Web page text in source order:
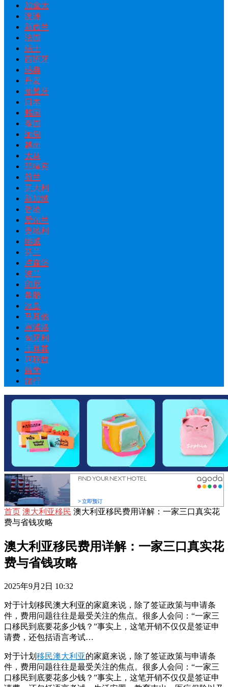
加拿大
澳洲
新西兰
法国
瑞士
西班牙
瑞典
丹麦
葡萄牙
日本
韩国
泰国
缅甸
越南
大马
菲律宾
荷兰
意大利
新加坡
香港
爱尔兰
奥地利
挪威
芬兰
卢森堡
波兰
印尼
希腊
冰岛
马耳他
塞浦路
匈牙利
土耳其
阿联酋
留学
旅行
首页 澳大利亚移民 澳大利亚移民费用详解：一家三口真实花
费与省钱攻略
澳大利亚移民费用详解：一家三口真实花
费与省钱攻略
2025年9月2日 10:32
对于计划移民澳大利亚的家庭来说，除了签证政策与申请条
件，费用问题往往是最受关注的焦点。很多人会问：“一家三
口移民到底要花多少钱？”事实上，这笔开销不仅仅是签证申
请费，还包括语言考试…
对于计划 移民澳大利亚的家庭来说，除了签证政策与申请条
件，费用问题往往是最受关注的焦点。很多人会问：“一家三
口移民到底要花多少钱？”事实上，这笔开销不仅仅是签证申